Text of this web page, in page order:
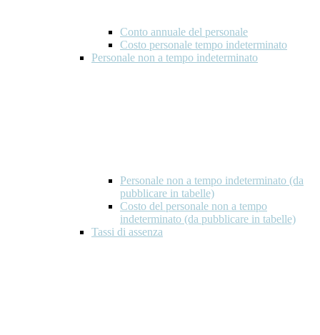
Conto annuale del personale
Costo personale tempo indeterminato
Personale non a tempo indeterminato
Personale non a tempo indeterminato (da
pubblicare in tabelle)
Costo del personale non a tempo
indeterminato (da pubblicare in tabelle)
Tassi di assenza